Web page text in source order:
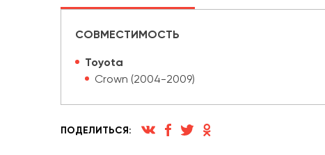
СОВМЕСТИМОСТЬ
Toyota
Crown (2004-2009)
ПОДЕЛИТЬСЯ: